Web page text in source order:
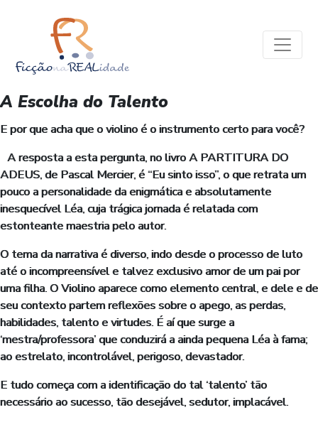
A Escolha do Talento
E por que acha que o violino é o instrumento certo para você?
A resposta a esta pergunta, no livro A PARTITURA DO
ADEUS, de Pascal Mercier, é “Eu sinto isso”, o que retrata um
pouco a personalidade da enigmática e absolutamente
inesquecível Léa, cuja trágica jornada é relatada com
estonteante maestria pelo autor.
O tema da narrativa é diverso, indo desde o processo de luto
até o incompreensível e talvez exclusivo amor de um pai por
uma filha. O Violino aparece como elemento central, e dele e de
seu contexto partem reflexões sobre o apego, as perdas,
habilidades, talento e virtudes. É aí que surge a
‘mestra/professora’ que conduzirá a ainda pequena Léa à fama;
ao estrelato, incontrolável, perigoso, devastador.
E tudo começa com a identificação do tal ‘talento’ tão
necessário ao sucesso, tão desejável, sedutor, implacável.